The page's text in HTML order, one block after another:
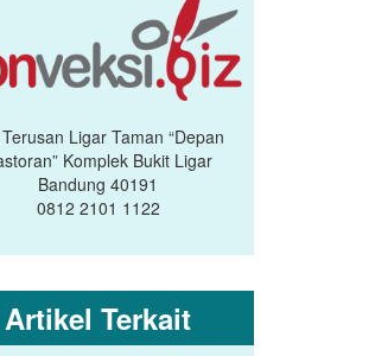
Ligar Taman “Depan
Komplek Bukit Ligar
Bandung 40191
0812 2101 1122
Artikel Terkait